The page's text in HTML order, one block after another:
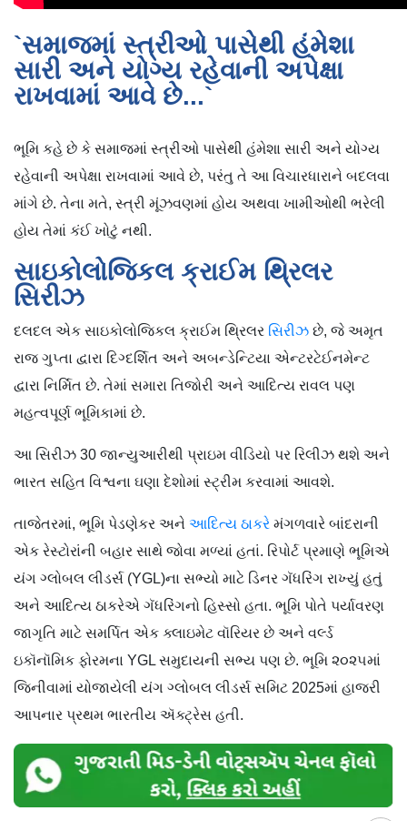
`સમાજમાં સ્ત્રીઓ પાસેથી હંમેશા
સારી અને યોગ્ય રહેવાની અપેક્ષા
રાખવામાં આવે છે...`
ભૂમિ કહે છે કે સમાજમાં સ્ત્રીઓ પાસેથી હંમેશા સારી અને યોગ્ય
રહેવાની અપેક્ષા રાખવામાં આવે છે, પરંતુ તે આ વિચારધારાને બદલવા
માંગે છે. તેના મતે, સ્ત્રી મૂંઝવણમાં હોય અથવા ખામીઓથી ભરેલી
હોય તેમાં કંઈ ખોટું નથી.
સાઇકોલોજિકલ ક્રાઈમ થ્રિલર
સિરીઝ
દલદલ એક સાઇકોલોજિકલ ક્રાઈમ થ્રિલર સિરીઝ છે, જે અમૃત
રાજ ગુપ્તા દ્વારા દિગ્દર્શિત અને અબન્ડેન્ટિયા એન્ટરટેઈનમેન્ટ
દ્વારા નિર્મિત છે. તેમાં સમારા તિજોરી અને આદિત્ય રાવલ પણ
મહત્વપૂર્ણ ભૂમિકામાં છે.
આ સિરીઝ 30 જાન્યુઆરીથી પ્રાઇમ વીડિયો પર રિલીઝ થશે અને
ભારત સહિત વિશ્વના ઘણા દેશોમાં સ્ટ્રીમ કરવામાં આવશે.
તાજેતરમાં, ભૂમિ પેડણેકર અને આદિત્ય ઠાકરે મંગળવારે બાંદરાની
એક રેસ્ટોરાંની બહાર સાથે જોવા મળ્યાં હતાં. રિપોર્ટ પ્રમાણે ભૂમિએ
યંગ ગ્લોબલ લીડર્સ (YGL)ના સભ્યો માટે ડિનર ગૅધરિંગ રાખ્યું હતું
અને આદિત્ય ઠાકરેએ ગૅધરિંગનો હિસ્સો હતા. ભૂમિ પોતે પર્યાવરણ
જાગૃતિ માટે સમર્પિત એક ક્લાઇમેટ વૉરિયર છે અને વર્લ્ડ
ઇકૉનૉમિક ફોરમના YGL સમુદાયની સભ્ય પણ છે. ભૂમિ ૨૦૨૫માં
જિનીવામાં યોજાયેલી યંગ ગ્લોબલ લીડર્સ સમિટ 2025માં હાજરી
આપનાર પ્રથમ ભારતીય ઍક્ટ્રેસ હતી.